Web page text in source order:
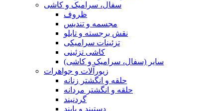
سفال، سرامیک و کاشی
ظروف
مجسمه و تندیس
نقش برجسته و تابلو
تزئینات سرامیکی
کاشی تزئینی
سایر (سفال، سرامیک و کاشی)
زیورآلات و جواهرات
حلقه و انگشتر زنانه
حلقه و انگشتر مردانه
گردنبند
دستبند و پابند